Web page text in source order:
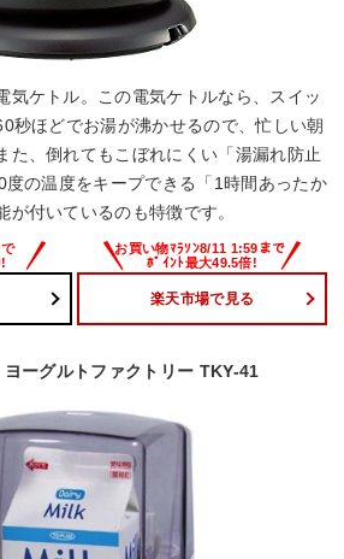
気ケトル。この電気ケトルなら、スイッ
秒ほどでお湯が沸かせるので、忙しい朝
た、倒れてもこぼれにくい「湯漏れ防止
の温度をキープできる「1時間あったか
付いているのも特徴です。
楽天市場で見る
ーグルトファクトリー TKY-41